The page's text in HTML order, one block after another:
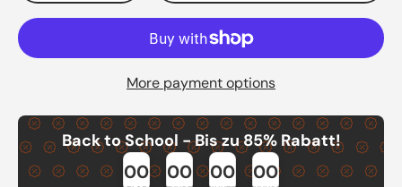
More payment options
Back to School - Bis zu 85% Rabatt!
00 00 00 00